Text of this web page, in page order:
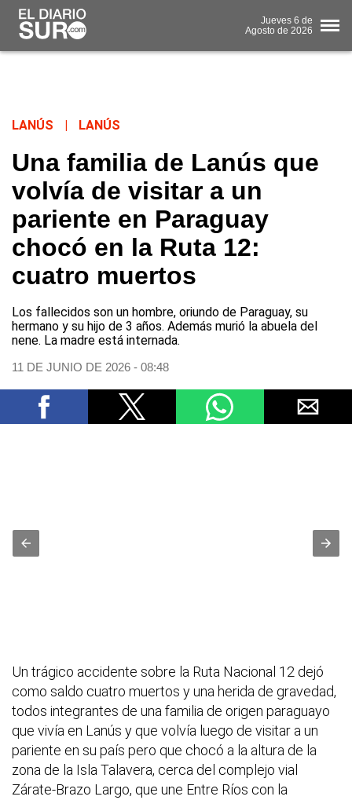
Jueves 6 de
Agosto de 2026
LANÚS LANÚS
Una familia de Lanús que
volvía de visitar a un
pariente en Paraguay
chocó en la Ruta 12:
cuatro muertos
Los fallecidos son un hombre, oriundo de Paraguay, su
hermano y su hijo de 3 años. Además murió la abuela del
nene. La madre está internada.
11 DE JUNIO DE 2026 - 08:48
Un trágico accidente sobre la Ruta Nacional 12 dejó
como saldo cuatro muertos y una herida de gravedad,
todos integrantes de una familia de origen paraguayo
que vivía en Lanús y que volvía luego de visitar a un
pariente en su país pero que chocó a la altura de la
zona de la Isla Talavera, cerca del complejo vial
Zárate-Brazo Largo, que une Entre Ríos con la